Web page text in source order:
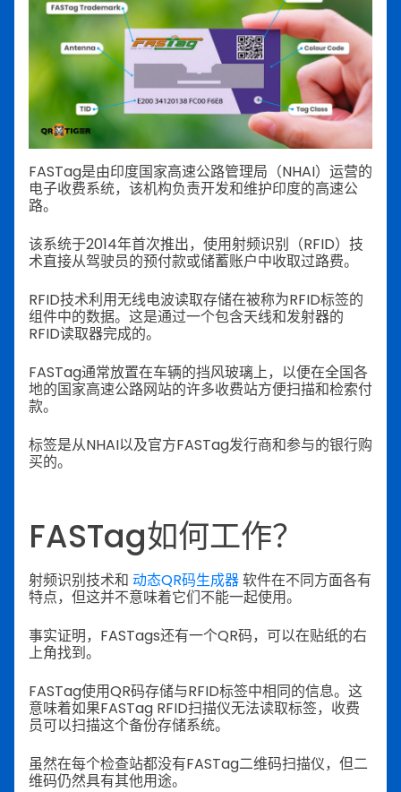
FASTag是由印度国家高速公路管理局（NHAI）运营的
电子收费系统，该机构负责开发和维护印度的高速公
路。
该系统于2014年首次推出，使用射频识别（RFID）技
术直接从驾驶员的预付款或储蓄账户中收取过路费。
RFID技术利用无线电波读取存储在被称为RFID标签的
组件中的数据。这是通过一个包含天线和发射器的
RFID读取器完成的。
FASTag通常放置在车辆的挡风玻璃上，以便在全国各
地的国家高速公路网站的许多收费站方便扫描和检索付
款。
标签是从NHAI以及官方FASTag发行商和参与的银行购
买的。
FASTag如何工作？
射频识别技术和 动态QR码生成器软件在不同方面各有
特点，但这并不意味着它们不能一起使用。
事实证明，FASTags还有一个QR码，可以在贴纸的右
上角找到。
FASTag使用QR码存储与RFID标签中相同的信息。这
意味着如果FASTag RFID扫描仪无法读取标签，收费
员可以扫描这个备份存储系统。
虽然在每个检查站都没有FASTag二维码扫描仪，但二
维码仍然具有其他用途。